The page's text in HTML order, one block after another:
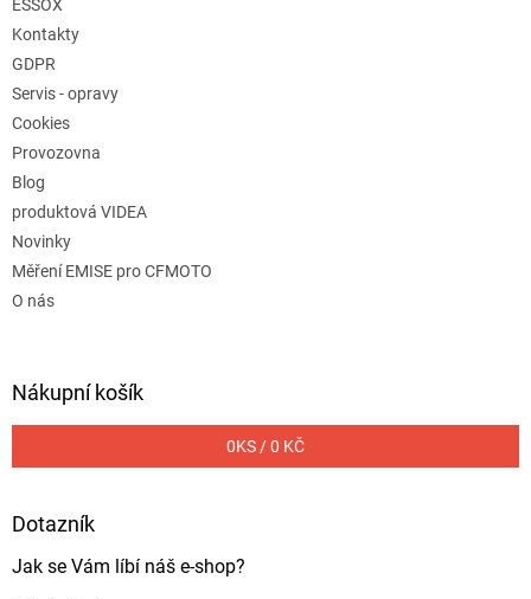
ESSOX
Kontakty
GDPR
Servis - opravy
Cookies
Provozovna
Blog
produktová VIDEA
Novinky
Měření EMISE pro CFMOTO
O nás
Nákupní košík
0KS /0 KČ
Dotazník
Jak se Vám líbí náš e-shop?